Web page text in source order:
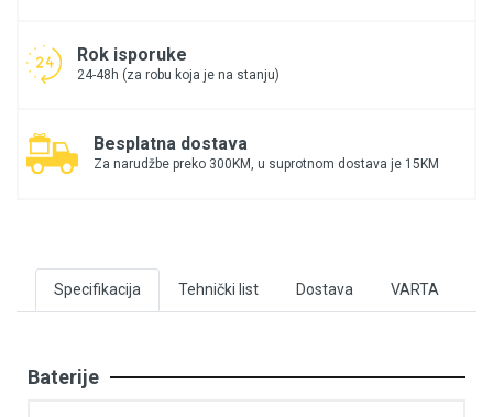
Rok isporuke
24-48h (za robu koja je na stanju)
Besplatna dostava
Za narudžbe preko 300KM, u suprotnom dostava je 15KM
Specifikacija Tehnički list Dostava VARTA
Baterije